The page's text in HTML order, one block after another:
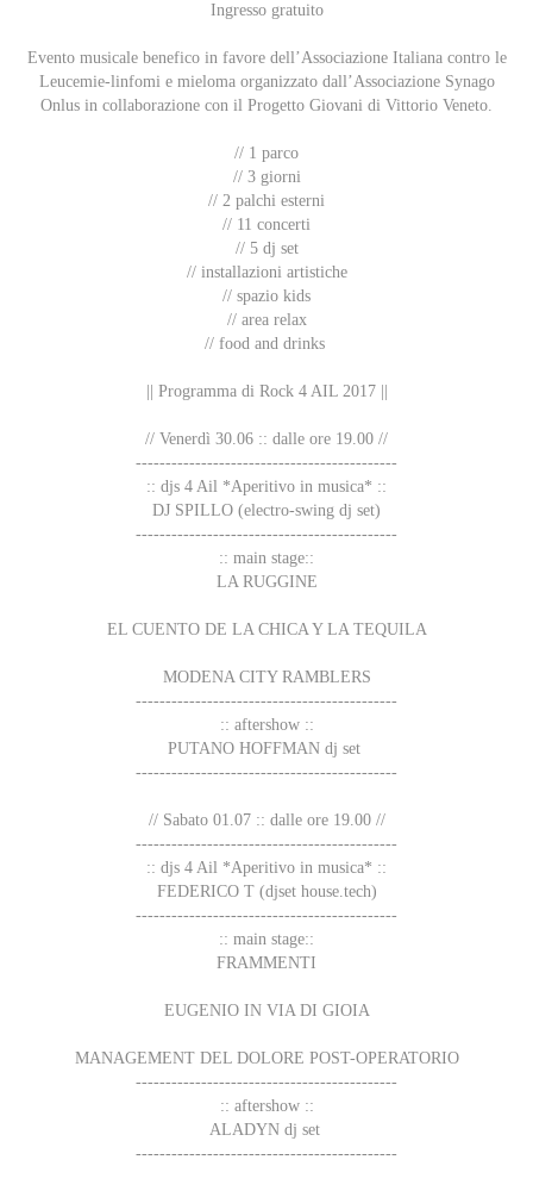
Ingresso gratuito
Evento musicale benefico in favore dell’Associazione Italiana contro le
Leucemie-linfomi e mieloma organizzato dall’Associazione Synago
Onlus in collaborazione con il Progetto Giovani di Vittorio Veneto.
// 1 parco
// 3 giorni
// 2 palchi esterni
// 11 concerti
// 5 dj set
// installazioni artistiche
// spazio kids
// area relax
// food and drinks
|| Programma di Rock 4 AIL 2017 ||
// Venerdì 30.06 :: dalle ore 19.00 //
--------------------------------------------
:: djs 4 Ail *Aperitivo in musica* ::
DJ SPILLO (electro-swing dj set)
--------------------------------------------
:: main stage::
LA RUGGINE
EL CUENTO DE LA CHICA Y LA TEQUILA
MODENA CITY RAMBLERS
--------------------------------------------
:: aftershow ::
PUTANO HOFFMAN dj set
--------------------------------------------
// Sabato 01.07 :: dalle ore 19.00 //
--------------------------------------------
:: djs 4 Ail *Aperitivo in musica* ::
FEDERICO T (djset house.tech)
--------------------------------------------
:: main stage::
FRAMMENTI
EUGENIO IN VIA DI GIOIA
MANAGEMENT DEL DOLORE POST-OPERATORIO
--------------------------------------------
:: aftershow ::
ALADYN dj set
--------------------------------------------